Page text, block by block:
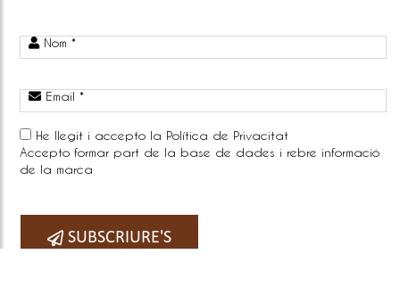
Nom *
Email *
He llegit i accepto la Política de Privacitat
Accepto formar part de la base de dades i rebre informació
de la marca
SUBSCRIURE'S